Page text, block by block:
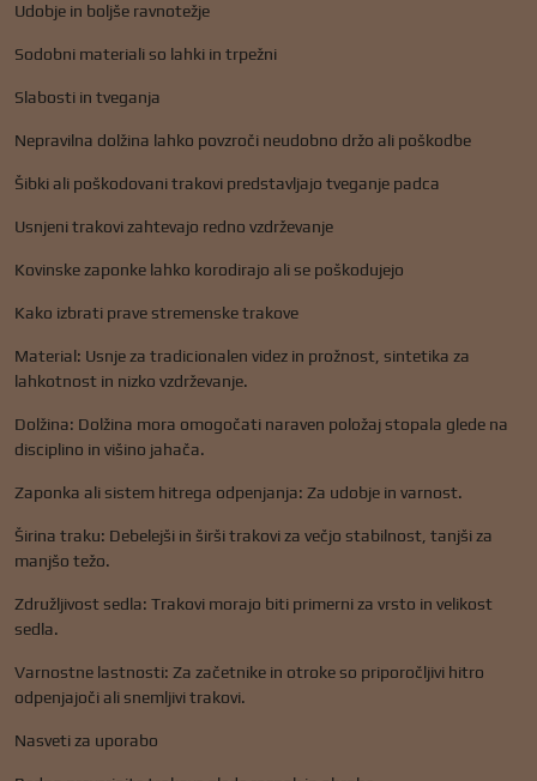
Udobje in boljše ravnotežje
Sodobni materiali so lahki in trpežni
Slabosti in tveganja
Nepravilna dolžina lahko povzroči neudobno držo ali poškodbe
Šibki ali poškodovani trakovi predstavljajo tveganje padca
Usnjeni trakovi zahtevajo redno vzdrževanje
Kovinske zaponke lahko korodirajo ali se poškodujejo
Kako izbrati prave stremenske trakove
Material: Usnje za tradicionalen videz in prožnost, sintetika za
lahkotnost in nizko vzdrževanje.
Dolžina: Dolžina mora omogočati naraven položaj stopala glede na
disciplino in višino jahača.
Zaponka ali sistem hitrega odpenjanja: Za udobje in varnost.
Širina traku: Debelejši in širši trakovi za večjo stabilnost, tanjši za
manjšo težo.
Združljivost sedla: Trakovi morajo biti primerni za vrsto in velikost
sedla.
Varnostne lastnosti: Za začetnike in otroke so priporočljivi hitro
odpenjajoči ali snemljivi trakovi.
Nasveti za uporabo